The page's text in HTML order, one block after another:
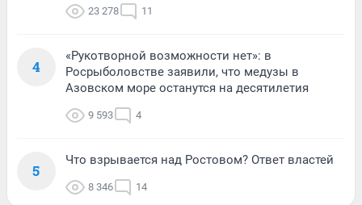
23 278 11
4
«Рукотворной возможности нет»: в
Росрыболовстве заявили, что медузы в
Азовском море останутся на десятилетия
9 593 4
5
Что взрывается над Ростовом? Ответ властей
8 346 14